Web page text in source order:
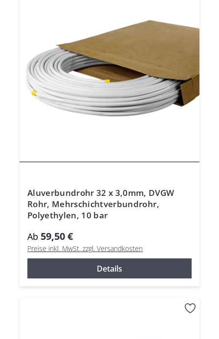
Aluverbundrohr 32 x 3,0mm, DVGW
Rohr, Mehrschichtverbundrohr,
Polyethylen, 10 bar
Ab 59,50 €
Preise inkl. MwSt. zzgl. Versandkosten
Details